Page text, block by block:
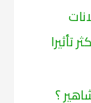
تأثيرا
؟